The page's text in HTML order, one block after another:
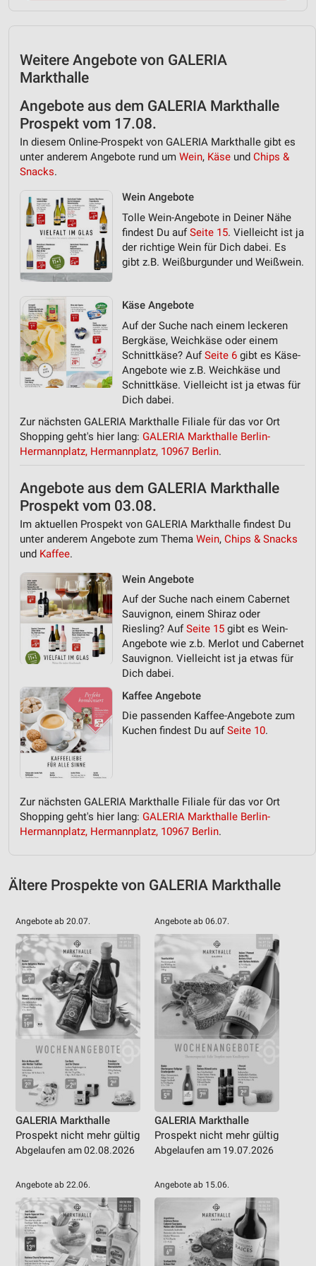
Weitere Angebote von GALERIA
Markthalle
Angebote aus dem GALERIA Markthalle
Prospekt vom 17.08.
In diesem Online-Prospekt von GALERIA Markthalle gibt es
unter anderem Angebote rund um Wein, Käse und Chips &
Snacks.
Wein Angebote
Tolle Wein-Angebote in Deiner Nähe
findest Du aufSeite 15. Vielleicht ist ja
der richtige Wein für Dich dabei. Es
gibt z.B. Weißburgunder und Weißwein.
Käse Angebote
Auf der Suche nach einem leckeren
Bergkäse, Weichkäse oder einem
Schnittkäse? AufSeite 6 gibt es Käse-
Angebote wie z.B. Weichkäse und
Schnittkäse. Vielleicht ist ja etwas für
Dich dabei.
Zur nächsten GALERIA Markthalle Filiale für das vor Ort
Shopping geht's hier lang: GALERIA Markthalle Berlin-
Hermannplatz, Hermannplatz, 10967 Berlin.
Angebote aus dem GALERIA Markthalle
Prospekt vom 03.08.
Im aktuellen Prospekt von GALERIA Markthalle findest Du
unter anderem Angebote zum Thema Wein, Chips & Snacks
und Kaffee.
Wein Angebote
Auf der Suche nach einem Cabernet
Sauvignon, einem Shiraz oder
Riesling? AufSeite 15 gibt es Wein-
Angebote wie z.b. Merlot und Cabernet
Sauvignon. Vielleicht ist ja etwas für
Dich dabei.
Kaffee Angebote
Die passenden Kaffee-Angebote zum
Kuchen findest Du aufSeite 10.
Zur nächsten GALERIA Markthalle Filiale für das vor Ort
Shopping geht's hier lang: GALERIA Markthalle Berlin-
Hermannplatz, Hermannplatz, 10967 Berlin.
Ältere Prospekte von GALERIA Markthalle
Angebote ab 20.07.
GALERIA Markthalle
Prospekt nicht mehr gültig
Abgelaufen am 02.08.2026
Angebote ab 06.07.
GALERIA Markthalle
Prospekt nicht mehr gültig
Abgelaufen am 19.07.2026
Angebote ab 22.06. Angebote ab 15.06.
IAB-Besonderheiten:
Verwendung genauer Standortdaten
Geräte anhand von aktiv angeforderten
Informationen identifizieren
Nicht-IAB-Verarbeitungszwecke:
Notwendig
Funktional
Werbung